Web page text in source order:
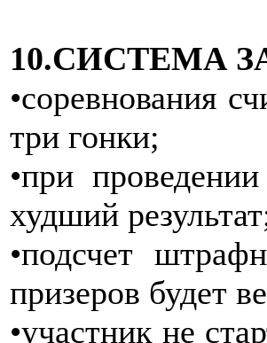
10.СИСТЕМА
•соревнования
три гонки;
•при
худший
•подсчет
призеров будет
•участник не